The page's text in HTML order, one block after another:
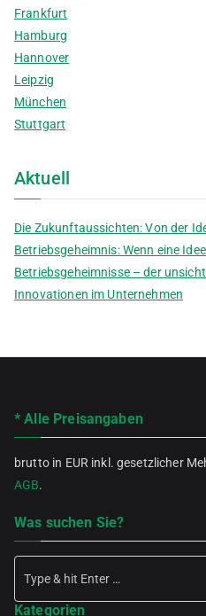
Frankfurt
Hamburg
Hannover
Leipzig
München
Stuttgart
Aktuell
Die Zukunftaussichten: Von der
Betriebsgeheimnis: Wenn eine
Betriebsgeheimnisse – der
Innovationen im Unternehmen
* Alle Preisangaben
brutto in EUR inkl. gesetzlicher
AGB.
Was suchen Sie?
Kategorien